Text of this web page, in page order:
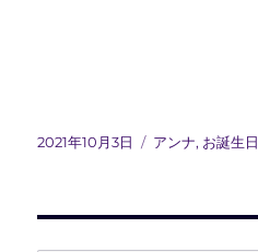
投
2021年10月3日
カ
アンナ, お誕生日